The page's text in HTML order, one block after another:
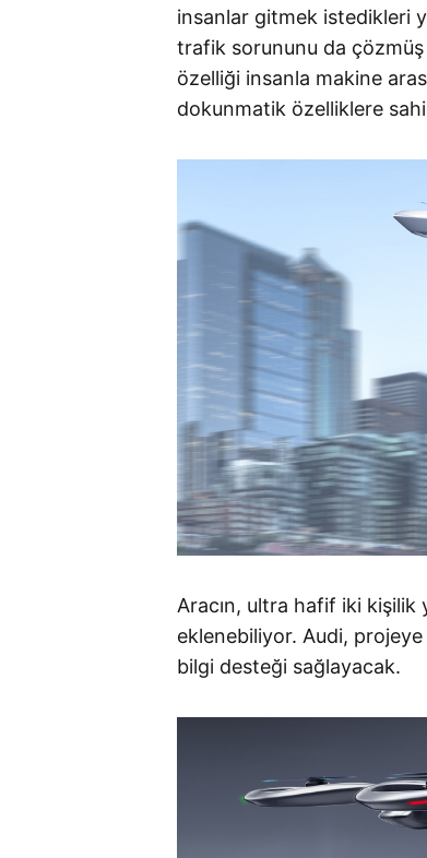
insanlar gitmek istedikleri
trafik sorununu da
özelliği insanla makine
dokunmatik özelliklere
Aracın, ultra hafif iki
eklenebiliyor. Audi,
bilgi desteği sağlayacak.